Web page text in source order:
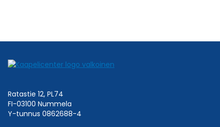
Ratastie 12, PL74
FI-03100 Nummela
Y-tunnus 0862688-4